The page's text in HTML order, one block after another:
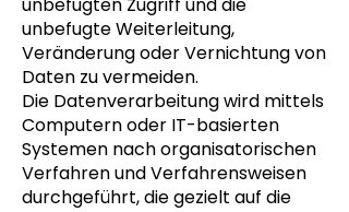
unbefugte Weiterleitung,
Veränderung oder Vernichtung von
Daten zu vermeiden.
Die Datenverarbeitung wird mittels
Computern oder IT-basierten
Systemen nach organisatorischen
Verfahren und Verfahrensweisen
durchgeführt, die gezielt auf die